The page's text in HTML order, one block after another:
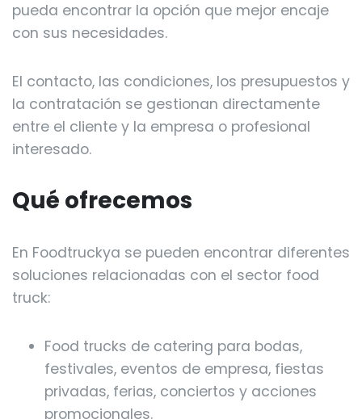
pueda encontrar la opción que mejor encaje
con sus necesidades.
El contacto, las condiciones, los presupuestos y
la contratación se gestionan directamente
entre el cliente y la empresa o profesional
interesado.
Qué ofrecemos
En Foodtruckya se pueden encontrar diferentes
soluciones relacionadas con el sector food
truck:
Food trucks de catering para bodas,
festivales, eventos de empresa, fiestas
privadas, ferias, conciertos y acciones
promocionales.